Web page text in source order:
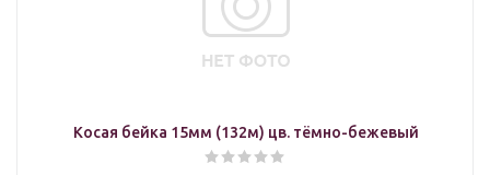
Косая бейка 15мм (132м) цв. тёмно-бежевый